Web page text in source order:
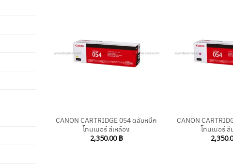
CANON CARTRIDGE 054 ตลับหมึก
โทนเนอร์ สีเหลือง
2,350.00 ฿
CANON
โทนเนอร์